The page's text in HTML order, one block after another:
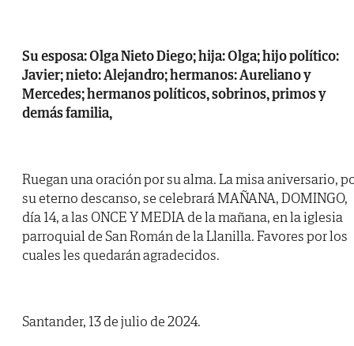
Su esposa: Olga Nieto Diego; hija: Olga; hijo político:
Javier; nieto: Alejandro; hermanos: Aureliano y
Mercedes; hermanos políticos, sobrinos, primos y
demás familia,
Ruegan una oración por su alma. La misa aniversario,
su eterno descanso, se celebrará MAÑANA, DOMINGO,
día 14, a las ONCE Y MEDIA de la mañana, en la iglesia
parroquial de San Román de la Llanilla. Favores por los
cuales les quedarán agradecidos.
Santander, 13 de julio de 2024.